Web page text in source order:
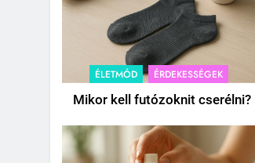
ÉLETMÓD ÉRDEKESSÉGEK
Mikor kell futózoknit cserélni?